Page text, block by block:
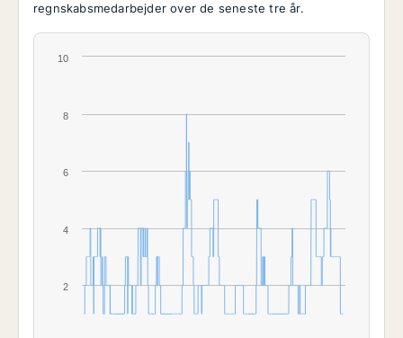
regnskabsmedarbejder over de seneste tre år.
2
4
6
8
10